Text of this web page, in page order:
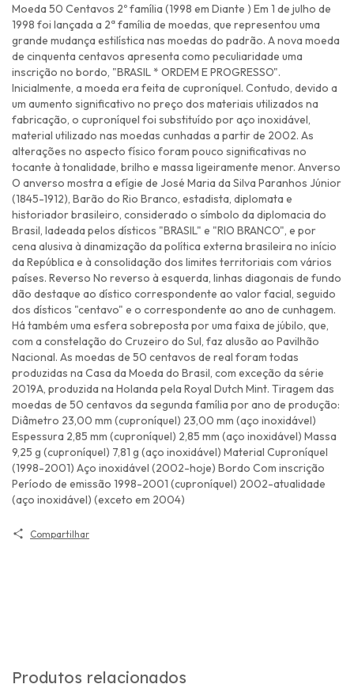
Moeda 50 Centavos 2º família (1998 em Diante ) Em 1 de julho de
1998 foi lançada a 2ª família de moedas, que representou uma
grande mudança estilística nas moedas do padrão. A nova moeda
de cinquenta centavos apresenta como peculiaridade uma
inscrição no bordo, "BRASIL * ORDEM E PROGRESSO".
Inicialmente, a moeda era feita de cuproníquel. Contudo, devido a
um aumento significativo no preço dos materiais utilizados na
fabricação, o cuproníquel foi substituído por aço inoxidável,
material utilizado nas moedas cunhadas a partir de 2002. As
alterações no aspecto físico foram pouco significativas no
tocante à tonalidade, brilho e massa ligeiramente menor. Anverso
O anverso mostra a efígie de José Maria da Silva Paranhos Júnior
(1845-1912), Barão do Rio Branco, estadista, diplomata e
historiador brasileiro, considerado o símbolo da diplomacia do
Brasil, ladeada pelos dísticos "BRASIL" e "RIO BRANCO", e por
cena alusiva à dinamização da política externa brasileira no início
da República e à consolidação dos limites territoriais com vários
países. Reverso No reverso à esquerda, linhas diagonais de fundo
dão destaque ao dístico correspondente ao valor facial, seguido
dos dísticos "centavo" e o correspondente ao ano de cunhagem.
Há também uma esfera sobreposta por uma faixa de júbilo, que,
com a constelação do Cruzeiro do Sul, faz alusão ao Pavilhão
Nacional. As moedas de 50 centavos de real foram todas
produzidas na Casa da Moeda do Brasil, com exceção da série
2019A, produzida na Holanda pela Royal Dutch Mint. Tiragem das
moedas de 50 centavos da segunda família por ano de produção:
Diâmetro 23,00 mm (cuproníquel) 23,00 mm (aço inoxidável)
Espessura 2,85 mm (cuproníquel) 2,85 mm (aço inoxidável) Massa
9,25 g (cuproníquel) 7,81 g (aço inoxidável) Material Cuproníquel
(1998-2001) Aço inoxidável (2002-hoje) Bordo Com inscrição
Período de emissão 1998-2001 (cuproníquel) 2002-atualidade
(aço inoxidável) (exceto em 2004)
Compartilhar
Produtos relacionados